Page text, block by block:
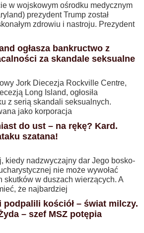
w wojskowym ośrodku medycznym
prezydent Trump został
zdrowiu i nastroju. Prezydent
ogłasza bankructwo z
za skandale seksualne
Jork Diecezja Rockville Centre,
Long Island, ogłosiła
z serią skandali seksualnych.
jako korporacja
do ust – na rękę? Kard.
szatana!
kiedy nadzwyczajny dar Jego bosko-
nie może wywołać
skutków w duszach wierzących. A
że najbardziej
kościół – świat milczy.
– szef MSZ potępia